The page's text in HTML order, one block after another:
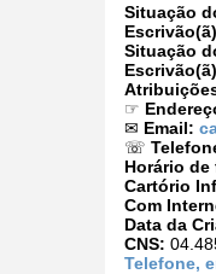
Situação
Situação
☞
✉ Email:
☏
Horário
Cartório
Com
Data da
CNS:
Telefone,